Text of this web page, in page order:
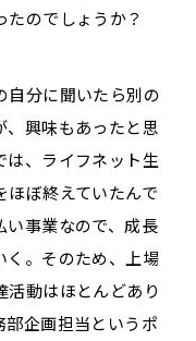
たのでしょうか？
自分に聞いたら別の
、興味もあったと思
は、ライフネット生
ほぼ終えていたんで
い事業なので、成長
く。そのため、上場
活動はほとんどあり
部企画担当というポ